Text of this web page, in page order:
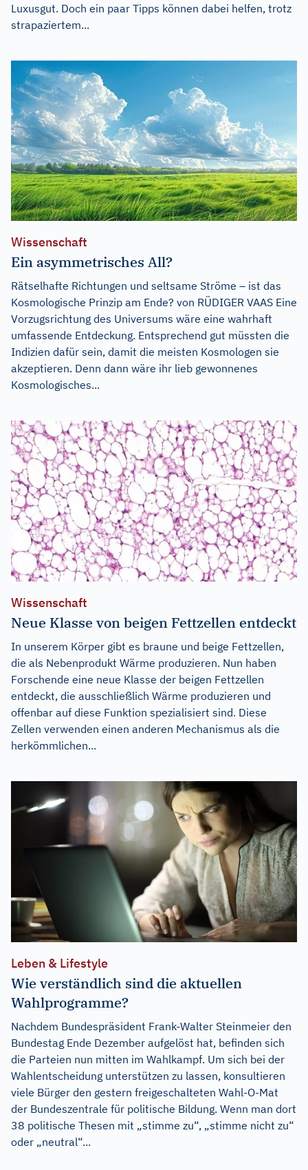
Luxusgut. Doch ein paar Tipps können dabei helfen, trotz
strapaziertem...
Wissenschaft
Ein asymmetrisches All?
Rätselhafte Richtungen und seltsame Ströme – ist das
Kosmologische Prinzip am Ende? von RÜDIGER VAAS Eine
Vorzugsrichtung des Universums wäre eine wahrhaft
umfassende Entdeckung. Entsprechend gut müssten die
Indizien dafür sein, damit die meisten Kosmologen sie
akzeptieren. Denn dann wäre ihr lieb gewonnenes
Kosmologisches...
Wissenschaft
Neue Klasse von beigen Fettzellen entdeckt
In unserem Körper gibt es braune und beige Fettzellen,
die als Nebenprodukt Wärme produzieren. Nun haben
Forschende eine neue Klasse der beigen Fettzellen
entdeckt, die ausschließlich Wärme produzieren und
offenbar auf diese Funktion spezialisiert sind. Diese
Zellen verwenden einen anderen Mechanismus als die
herkömmlichen...
Leben & Lifestyle
Wie verständlich sind die aktuellen
Wahlprogramme?
Nachdem Bundespräsident Frank-Walter Steinmeier den
Bundestag Ende Dezember aufgelöst hat, befinden sich
die Parteien nun mitten im Wahlkampf. Um sich bei der
Wahlentscheidung unterstützen zu lassen, konsultieren
viele Bürger den gestern freigeschalteten Wahl-O-Mat
der Bundeszentrale für politische Bildung. Wenn man dort
38 politische Thesen mit „stimme zu“, „stimme nicht zu“
oder „neutral“...